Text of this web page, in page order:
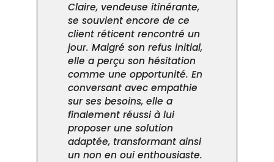
Claire, vendeuse itinérante,
se souvient encore de ce
client réticent rencontré un
jour. Malgré son refus initial,
elle a perçu son hésitation
comme une opportunité. En
conversant avec empathie
sur ses besoins, elle a
finalement réussi à lui
proposer une solution
adaptée, transformant ainsi
un non en oui enthousiaste.